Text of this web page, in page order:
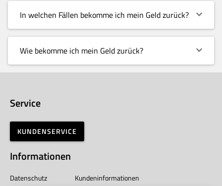
In welchen Fällen bekomme ich mein Geld zurück?
Wie bekomme ich mein Geld zurück?
Service
KUNDENSERVICE
Informationen
Datenschutz
Kundeninformationen